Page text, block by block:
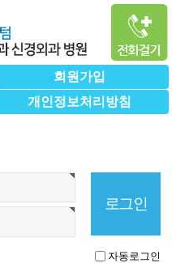
회원가입
개인정보처리방침
자동로그인